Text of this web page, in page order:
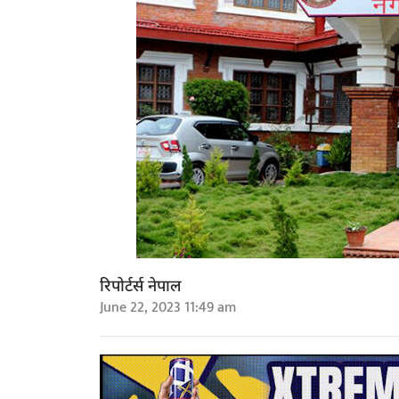
रिपोर्टर्स नेपाल
June 22, 2023 11:49 am